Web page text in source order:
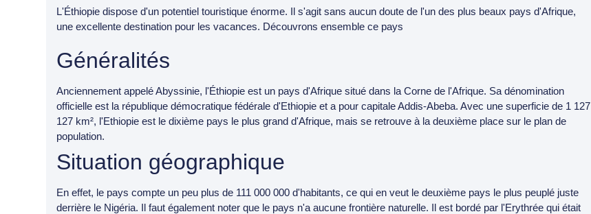
L'Éthiopie dispose d'un potentiel touristique énorme. Il s'agit sans aucun doute de l'un des plus beaux pays d'Afrique,
une excellente destination pour les vacances. Découvrons ensemble ce pays
Généralités
Anciennement appelé Abyssinie, l'Éthiopie est un pays d'Afrique situé dans la Corne de l'Afrique. Sa dénomination
officielle est la république démocratique fédérale d'Ethiopie et a pour capitale Addis-Abeba. Avec une superficie de 1 127
127 km², l'Ethiopie est le dixième pays le plus grand d'Afrique, mais se retrouve à la deuxième place sur le plan de
population.
Situation géographique
En effet, le pays compte un peu plus de 111 000 000 d'habitants, ce qui en veut le deuxième pays le plus peuplé juste
derrière le Nigéria. Il faut également noter que le pays n'a aucune frontière naturelle. Il est bordé par l'Erythrée qui était